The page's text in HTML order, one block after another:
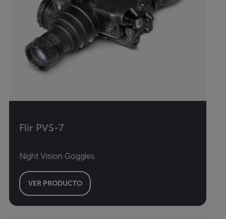
Flir PVS-7
Night Vision Goggles
VER PRODUCTO